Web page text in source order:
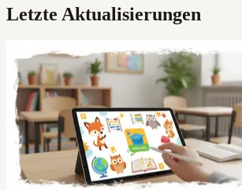
Letzte Aktualisierungen